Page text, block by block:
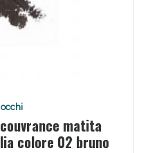
matita
colore 02 bruno
di Oggi